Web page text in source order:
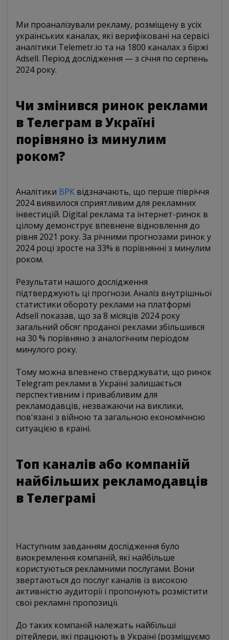
Ми проаналізували рекламу, розміщену в усіх
українських каналах, які верифіковані на сервісі
аналітики Telemetr.io та на 1800 каналах з біржі
Adsell. Період дослідження — з січня по серпень
2024 року.
Чи змінився ринок реклами
в Телеграм в Україні
порівняно із минулим
роком?
Аналітики ВРК відзначають, що перше півріччя
2024 виявилося сприятливим для рекламних
інвестицій. Digital реклама та інтернет-ринок в
цілому демонструє впевнене відновлення до
рівня 2021 року. За річними прогнозами ринок у
2024 році зросте на 33% в порівнянні з минулим
роком.
Результати нашого дослідження
підтверджують ці прогнози. Аналіз внутрішньої
статистики обороту реклами на платформі
Adsell показав, що за 8 місяців 2024 року
загальний обсяг проданої реклами збільшився
на 30 % порівняно з аналогічним періодом
минулого року.
Тому можна впевнено стверджувати, що ринок
Telegram реклами в Україні залишається
перспективним і привабливим для
рекламодавців, незважаючи на виклики,
пов'язані з війною та загальною економічною
ситуацією в країні.
Топ каналів або компаній
найбільших рекламодавців
в Телеграмі
Наступним завданням дослідження було
виокремлення компаній, які найбільше
користуються рекламними послугами. Вони
звертаються до послуг каналів із високою
активністю аудиторії і пропонують розмістити
свої рекламні пропозиції.
До таких компаній належать найбільші
рітейлери, які працюють в Україні (розміщуємо